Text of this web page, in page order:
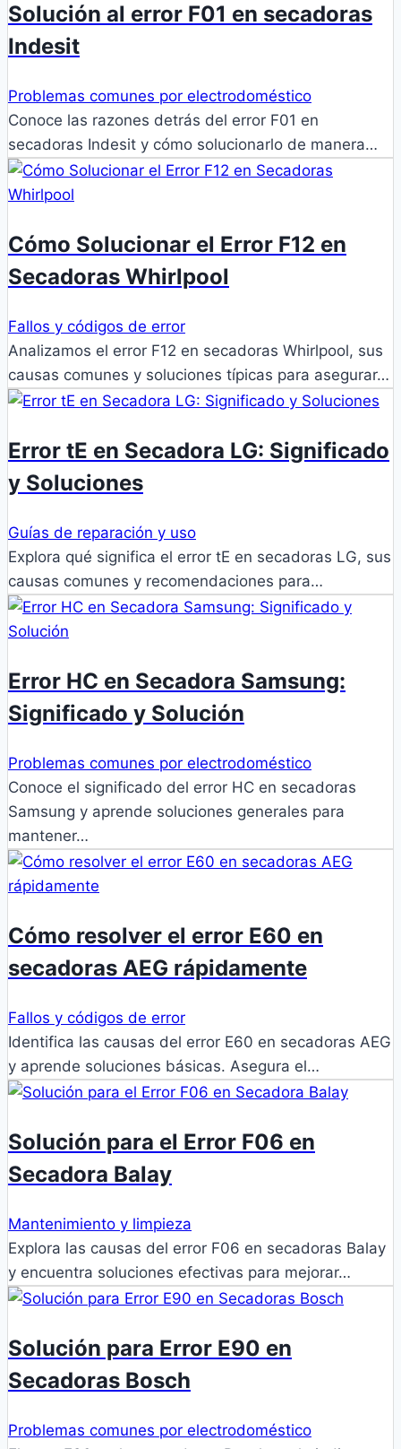
Solución al error F01 en secadoras
Indesit
Problemas comunes por electrodoméstico
Conoce las razones detrás del error F01 en
secadoras Indesit y cómo solucionarlo de manera…
Cómo Solucionar el Error F12 en
Secadoras Whirlpool
Fallos y códigos de error
Analizamos el error F12 en secadoras Whirlpool, sus
causas comunes y soluciones típicas para asegurar…
Error tE en Secadora LG: Significado
y Soluciones
Guías de reparación y uso
Explora qué significa el error tE en secadoras LG, sus
causas comunes y recomendaciones para…
Error HC en Secadora Samsung:
Significado y Solución
Problemas comunes por electrodoméstico
Conoce el significado del error HC en secadoras
Samsung y aprende soluciones generales para
mantener…
Cómo resolver el error E60 en
secadoras AEG rápidamente
Fallos y códigos de error
Identifica las causas del error E60 en secadoras AEG
y aprende soluciones básicas. Asegura el…
Solución para el Error F06 en
Secadora Balay
Mantenimiento y limpieza
Explora las causas del error F06 en secadoras Balay
y encuentra soluciones efectivas para mejorar…
Solución para Error E90 en
Secadoras Bosch
Problemas comunes por electrodoméstico